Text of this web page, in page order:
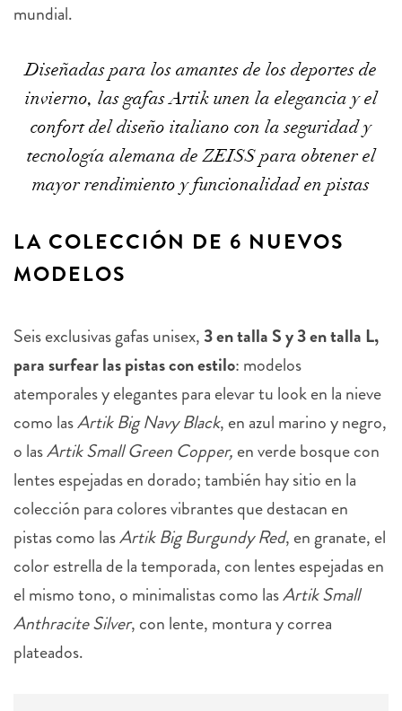
mundial.
Diseñadas para los amantes de los deportes de
invierno, las gafas Artik unen la elegancia y el
confort del diseño italiano con la seguridad y
tecnología alemana de ZEISS para obtener el
mayor rendimiento y funcionalidad en pistas
LA COLECCIÓN DE 6 NUEVOS
MODELOS
Seis exclusivas gafas unisex, 3 en talla S y 3 en talla L,
para surfear las pistas con estilo: modelos
atemporales y elegantes para elevar tu look en la nieve
como lasArtik Big Navy Black, en azul marino y negro,
o lasArtik Small Green Copper, en verde bosque con
lentes espejadas en dorado; también hay sitio en la
colección para colores vibrantes que destacan en
pistas como lasArtik Big Burgundy Red, en granate, el
color estrella de la temporada, con lentes espejadas en
el mismo tono, o minimalistas como lasArtik Small
Anthracite Silver, con lente, montura y correa
plateados.